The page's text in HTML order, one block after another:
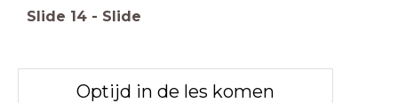
Slide 14 - Slide
Optijd in de les komen